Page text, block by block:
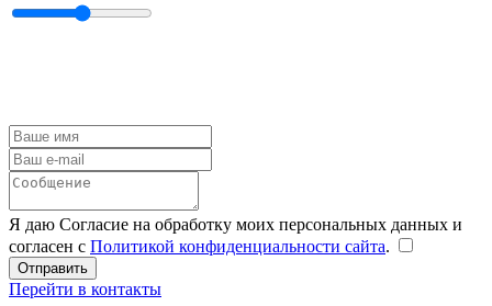
Я даю Согласие на обработку моих персональных данных и
согласен с Политикой конфиденциальности сайта.
Перейти в контакты